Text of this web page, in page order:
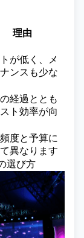
理由
が低く、メ
ンスも少な
経過ととも
ト効率が向
度と予算に
異なります
選び方